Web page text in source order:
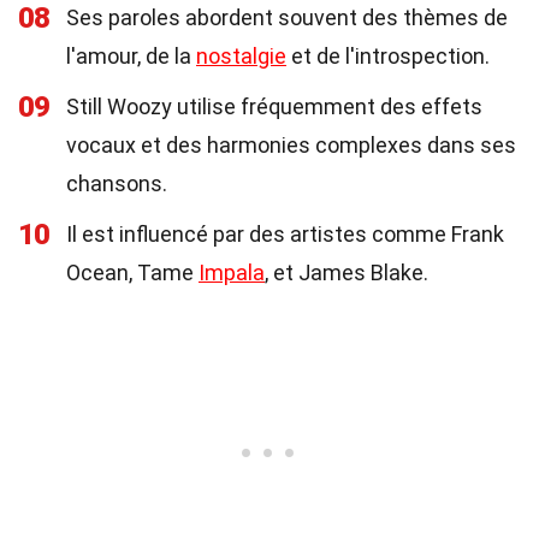
08
Ses paroles abordent souvent des thèmes de
l'amour, de la nostalgie et de l'introspection.
09
Still Woozy utilise fréquemment des effets
vocaux et des harmonies complexes dans ses
chansons.
10
Il est influencé par des artistes comme Frank
Ocean, Tame Impala, et James Blake.